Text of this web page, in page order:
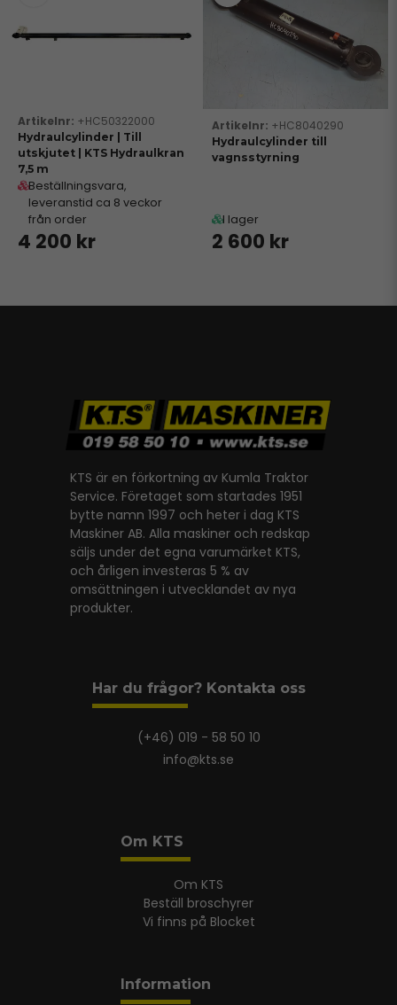
+HC50322000
Hydraulcylinder | Till
utskjutet | KTS Hydraulkran
7,5 m
Beställningsvara,
leveranstid ca 8 veckor
från order
4 200 kr
+HC8040290
Hydraulcylinder till
vagnsstyrning
I lager
2 600 kr
KTS är en förkortning av Kumla Traktor
Service. Företaget som startades 1951
bytte namn 1997 och heter i dag KTS
Maskiner AB. Alla maskiner och redskap
säljs under det egna varumärket KTS,
och årligen investeras 5 % av
omsättningen i utvecklandet av nya
produkter.
Har du frågor? Kontakta oss
(+46) 019 - 58 50 10
info@kts.se
Om KTS
Om KTS
Beställ broschyrer
Vi finns på Blocket
Information